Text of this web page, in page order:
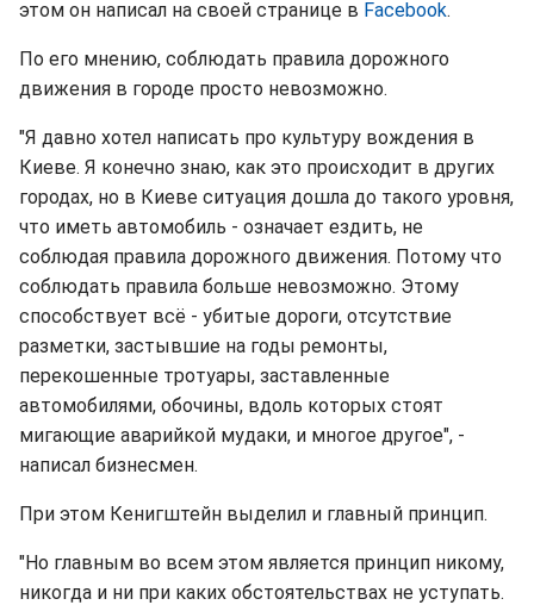
этом он написал на своей странице в Facebook.
По его мнению, соблюдать правила дорожного
движения в городе просто невозможно.
"Я давно хотел написать про культуру вождения в
Киеве. Я конечно знаю, как это происходит в других
городах, но в Киеве ситуация дошла до такого уровня,
что иметь автомобиль - означает ездить, не
соблюдая правила дорожного движения. Потому что
соблюдать правила больше невозможно. Этому
способствует всё - убитые дороги, отсутствие
разметки, застывшие на годы ремонты,
перекошенные тротуары, заставленные
автомобилями, обочины, вдоль которых стоят
мигающие аварийкой мудаки, и многое другое", -
написал бизнесмен.
При этом Кенигштейн выделил и главный принцип.
"Но главным во всем этом является принцип никому,
никогда и ни при каких обстоятельствах не уступать.